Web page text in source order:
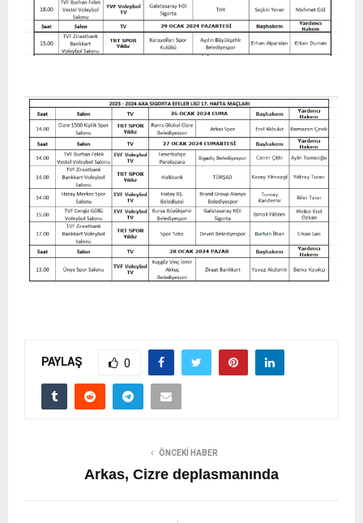
PAYLAŞ 0
ÖNCEKI HABER
Arkas, Cizre deplasmanında